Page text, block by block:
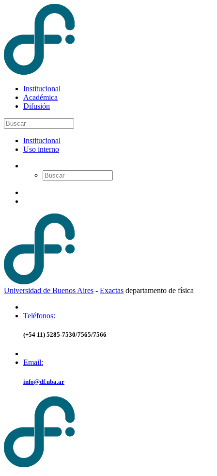
Institucional
Académica
Difusión
Institucional
Uso interno
Universidad de Buenos Aires - Exactas departamento de física
Teléfonos:
(+54 11) 5285-7530/7565/7566
Email:
info@df.uba.ar